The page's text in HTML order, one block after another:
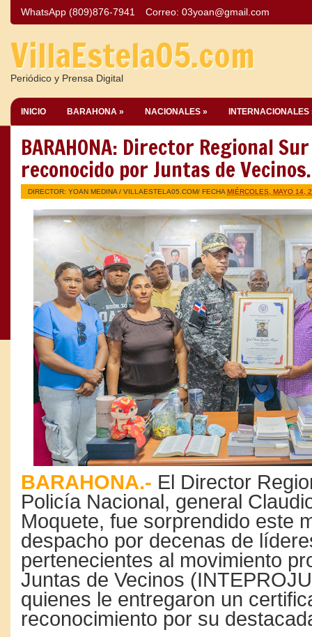
WhatsApp (809)876-7941 Correo: 03yoan@gmail.com
VillaEstela05.com
Periódico y Prensa Digital
INICIO BARAHONA » NACIONALES » INTERNACIONALES
BARAHONA: Director Regional
reconocido por Juntas de Vecinos.
DIRECTOR: YOAN MEDINA / VILLAESTELA05.COM/ FECHA MIÉRCOLES, MAYO 14,
BARAHONA.- El Director
Policía Nacional, general
Moquete, fue sorprendido este
despacho por decenas de
pertenecientes al movimiento
Juntas de Vecinos
quienes le entregaron un
reconocimiento por su